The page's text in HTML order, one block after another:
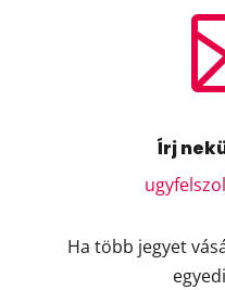
Írj
Ha több jegyet